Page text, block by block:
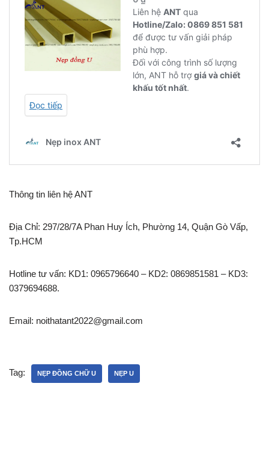
Thông tin liên hệ ANT
Địa Chỉ: 297/28/7A Phan Huy Ích, Phường 14, Quận Gò Vấp,
Tp.HCM
Hotline tư vấn: KD1: 0965796640 – KD2: 0869851581 – KD3:
0379694688.
Email: noithatant2022@gmail.com
Tag: NẸP ĐỒNG CHỮ U NẸP U